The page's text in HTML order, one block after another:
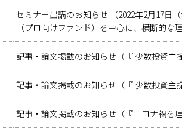
セミナー出講のお知らせ （2022年2月17日
（プロ向けファンド）を中心に、横断的な
記事・論文掲載のお知らせ（『 少数投資主
記事・論文掲載のお知らせ（『 少数投資主
記事・論文掲載のお知らせ（『コロナ禍を